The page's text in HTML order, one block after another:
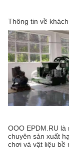
Thông tin về
OOO EPDM.RU
chuyên sản xuất
chơi và vật liệu bề